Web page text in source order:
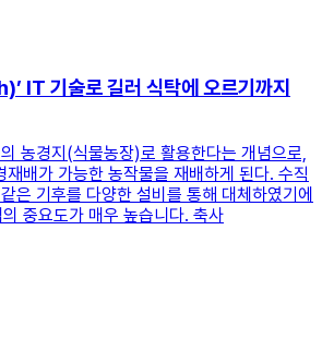
IT 기술로 길러 식탁에 오르기까지
농경지(식물농장)로 활용한다는 개념으로,
배가 가능한 농작물을 재배하게 된다. 수직
은 기후를 다양한 설비를 통해 대체하였기에
중요도가 매우 높습니다. 축사